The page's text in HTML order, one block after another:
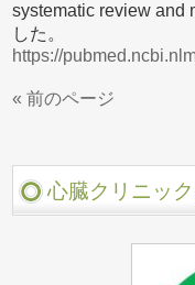
systematic review and
した。
https://
« 前のページ
心臓クリニッ